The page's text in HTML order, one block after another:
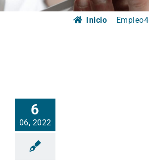
Inicio Empleo4
6
06, 2022